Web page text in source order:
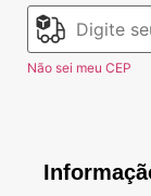
Não sei meu CEP